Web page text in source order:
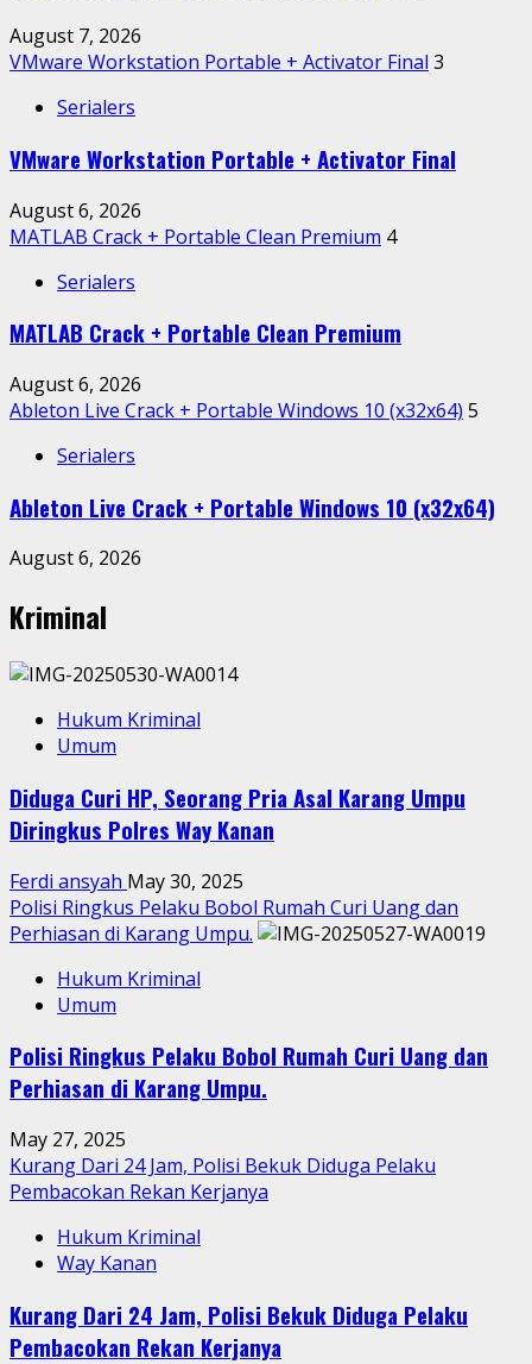
August 7, 2026
VMware Workstation Portable + Activator Final 3
Serialers
VMware Workstation Portable + Activator Final
August 6, 2026
MATLAB Crack + Portable Clean Premium 4
Serialers
MATLAB Crack + Portable Clean Premium
August 6, 2026
Ableton Live Crack + Portable Windows 10 (x32x64) 5
Serialers
Ableton Live Crack + Portable Windows 10 (x32x64)
August 6, 2026
Kriminal
Hukum Kriminal
Umum
Diduga Curi HP, Seorang Pria Asal Karang Umpu
Diringkus Polres Way Kanan
Ferdi ansyah May 30, 2025
Polisi Ringkus Pelaku Bobol Rumah Curi Uang dan
Perhiasan di Karang Umpu.
Hukum Kriminal
Umum
Polisi Ringkus Pelaku Bobol Rumah Curi Uang dan
Perhiasan di Karang Umpu.
May 27, 2025
Kurang Dari 24 Jam, Polisi Bekuk Diduga Pelaku
Pembacokan Rekan Kerjanya
Hukum Kriminal
Way Kanan
Kurang Dari 24 Jam, Polisi Bekuk Diduga Pelaku
Pembacokan Rekan Kerjanya